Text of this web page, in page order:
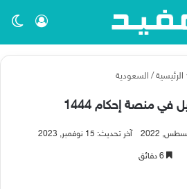
تسجيل
الرئيسية/ السعودية
في منصة إحكام 1444
آخر تحديث: 15 نوفمبر, 2023
6 دقائق